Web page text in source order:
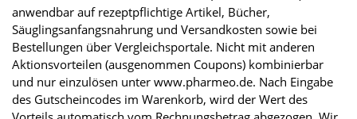
anwendbar auf rezeptpflichtige Artikel, Bücher,
Säuglingsanfangsnahrung und Versandkosten sowie bei
Bestellungen über Vergleichsportale. Nicht mit anderen
Aktionsvorteilen (ausgenommen Coupons) kombinierbar
und nur einzulösen unter www.pharmeo.de. Nach Eingabe
des Gutscheincodes im Warenkorb, wird der Wert des